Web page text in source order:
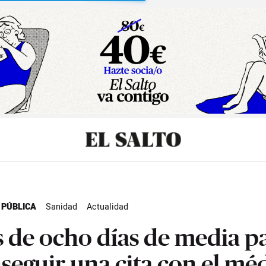
Sanidad Actualidad
de ocho días de media